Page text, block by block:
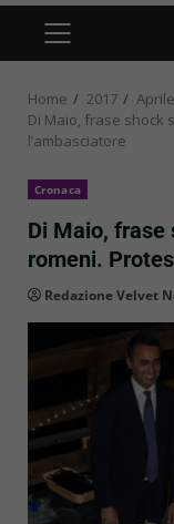
PRIMARY
MENU
Home 2017 Aprile
Di Maio, frase shock
l’ambasciatore
Cronaca
Di Maio, frase
romeni.
Redazione Velvet